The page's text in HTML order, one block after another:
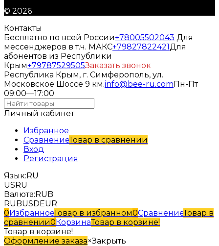
© 2026
Контакты
Бесплатно по всей России+78005502043 Для
мессенджеров в т.ч. МАКС+79827822421Для
абонентов из Республики
Крым+79787529505Заказать звонок
Республика Крым, г. Симферополь, ул.
Московское Шоссе 9 км.info@bee-ru.comПн-Пт
09:00—17:00
Личный кабинет
Избранное
СравнениеТовар в сравнении
Вход
Регистрация
Язык:RU
USRU
Валюта:RUB
RUBUSDEUR
0ИзбранноеТовар в избранном0СравнениеТовар в
сравнении0КорзинаТовар в корзине!
Товар в корзине!
Оформление заказа×Закрыть